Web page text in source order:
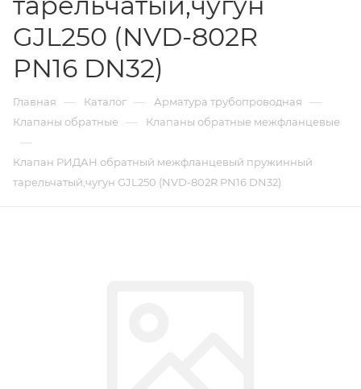
GJL250 (NVD-802R
PN16 DN32)
Главная — Каталог — Арматура трубопроводная —
Клапаны обратные — Клапаны обратные межфланцевые
—
Клапан РИДАН обратный межфланцевый пружинный
тарельчатый,чугун GJL250 (NVD-802R PN16 DN32)